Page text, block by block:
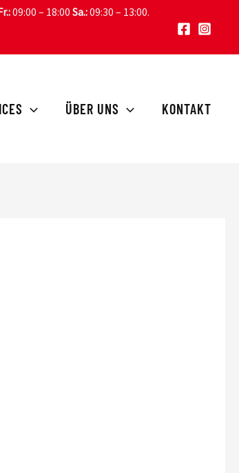
09:00 – 18:00 Sa.:09:30 – 13:00.
ÜBER UNS KONTAKT